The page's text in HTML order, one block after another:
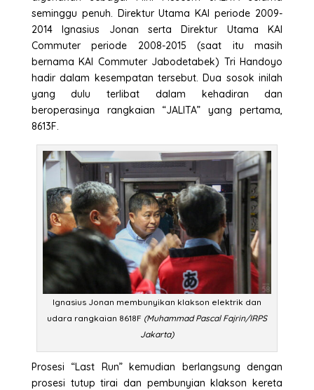
seminggu penuh. Direktur Utama KAI periode 2009-
2014 Ignasius Jonan serta Direktur Utama KAI
Commuter periode 2008-2015 (saat itu masih
bernama KAI Commuter Jabodetabek) Tri Handoyo
hadir dalam kesempatan tersebut. Dua sosok inilah
yang dulu terlibat dalam kehadiran dan
beroperasinya rangkaian “JALITA” yang pertama,
8613F.
Ignasius Jonan membunyikan klakson elektrik dan
udara rangkaian 8618F (Muhammad Pascal Fajrin/IRPS
Jakarta)
Prosesi “Last Run” kemudian berlangsung dengan
prosesi tutup tirai dan pembunyian klakson kereta